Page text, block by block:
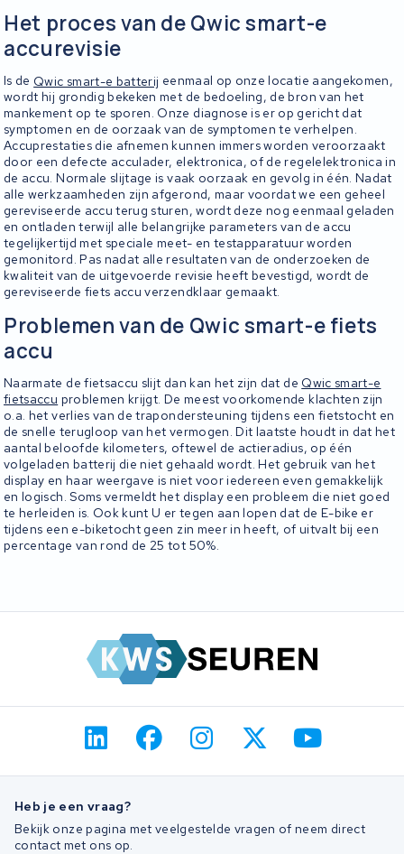
Het proces van de Qwic smart-e
accurevisie
Is de Qwic smart-e batterij eenmaal op onze locatie aangekomen,
wordt hij grondig bekeken met de bedoeling, de bron van het
mankement op te sporen. Onze diagnose is er op gericht dat
symptomen en de oorzaak van de symptomen te verhelpen.
Accuprestaties die afnemen kunnen immers worden veroorzaakt
door een defecte acculader, elektronica, of de regelelektronica in
de accu. Normale slijtage is vaak oorzaak en gevolg in één. Nadat
alle werkzaamheden zijn afgerond, maar voordat we een geheel
gereviseerde accu terug sturen, wordt deze nog eenmaal geladen
en ontladen terwijl alle belangrijke parameters van de accu
tegelijkertijd met speciale meet- en testapparatuur worden
gemonitord. Pas nadat alle resultaten van de onderzoeken de
kwaliteit van de uitgevoerde revisie heeft bevestigd, wordt de
gereviseerde fiets accu verzendklaar gemaakt.
Problemen van de Qwic smart-e fiets
accu
Naarmate de fietsaccu slijt dan kan het zijn dat de Qwic smart-e
fietsaccu problemen krijgt. De meest voorkomende klachten zijn
o.a. het verlies van de trapondersteuning tijdens een fietstocht en
de snelle terugloop van het vermogen. Dit laatste houdt in dat het
aantal beloofde kilometers, oftewel de actieradius, op één
volgeladen batterij die niet gehaald wordt. Het gebruik van het
display en haar weergave is niet voor iedereen even gemakkelijk
en logisch. Soms vermeldt het display een probleem die niet goed
te herleiden is. Ook kunt U er tegen aan lopen dat de E-bike er
tijdens een e-biketocht geen zin meer in heeft, of uitvalt bij een
percentage van rond de 25 tot 50%.
Heb je een vraag?
Bekijk onze pagina met veelgestelde vragen of neem direct
contact met ons op.